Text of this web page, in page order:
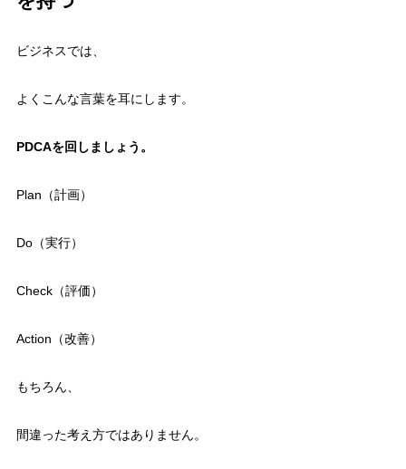
ビジネスでは、
よくこんな言葉を耳にします。
PDCAを回しましょう。
Plan（計画）
Do（実行）
Check（評価）
Action（改善）
もちろん、
間違った考え方ではありません。